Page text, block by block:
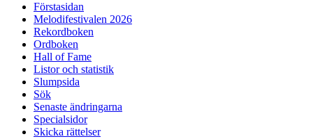
Förstasidan
Melodifestivalen 2026
Rekordboken
Ordboken
Hall of Fame
Listor och statistik
Slumpsida
Sök
Senaste ändringarna
Specialsidor
Skicka rättelser